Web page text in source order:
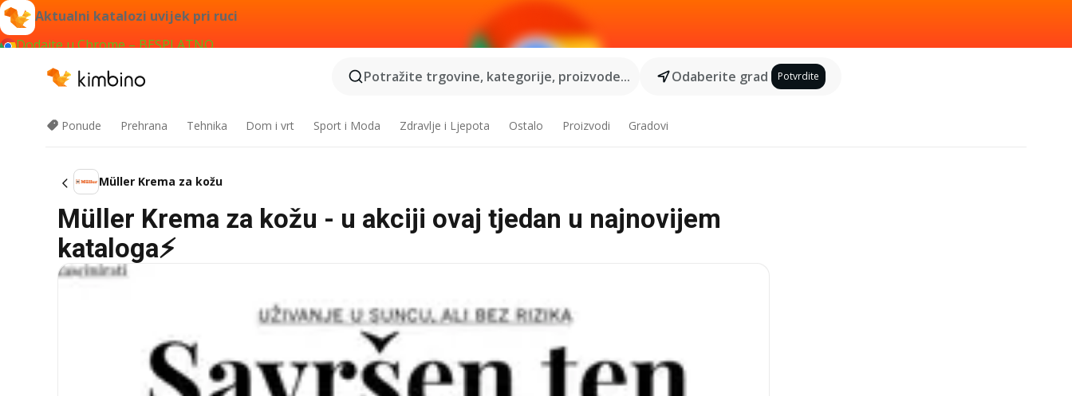
Aktualni katalozi uvijek pri ruci
Dodajte u Chrome – BESPLATNO
Potražite trgovine, kategorije, proizvode...
Odaberite grad Potvrdite
Ponude Prehrana Tehnika Dom i vrt Sport i Moda Zdravlje i Ljepota Ostalo Proizvodi Gradovi
Müller Krema za kožu
Müller Krema za kožu - u akciji ovaj tjedan u najnovijem
kataloga⚡